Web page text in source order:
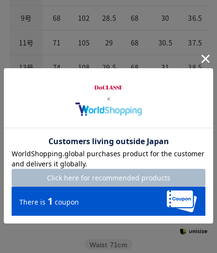
9号 68 102 28.5 68 30 36.5
11号 71 105 29 68 30.5 37.5
13号 74 108 29.5 68 31 38.5
30
お店で試着する
チャット相談をする 店頭在庫を見る
Check the recommended size
Try this item on
Waist 71cm